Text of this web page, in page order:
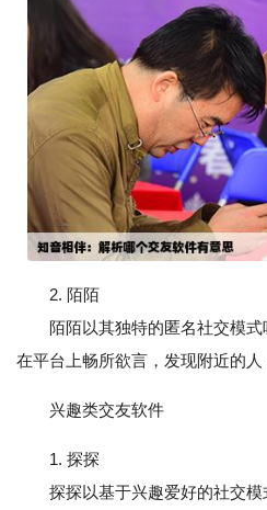
2. 陌陌
陌陌以其独特的匿名社交模式
在平台上畅所欲言，发现附近的人
兴趣类交友软件
1. 探探
探探以基于兴趣爱好的社交模